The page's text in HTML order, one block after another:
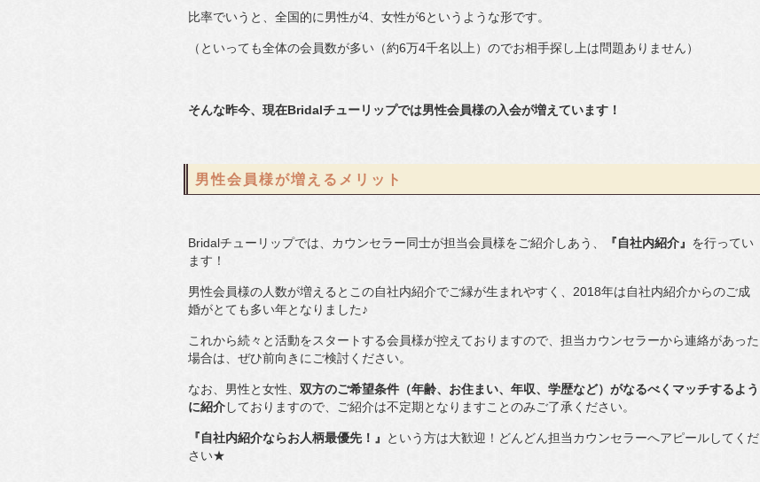
比率でいうと、全国的に男性が4、女性が6というような形です。
（といっても全体の会員数が多い（約6万4千名以上）のでお相手探し上は問題ありません）
そんな昨今、現在Bridalチューリップでは男性会員様の入会が増えています！
男性会員様が増えるメリット
Bridalチューリップでは、カウンセラー同士が担当会員様をご紹介しあう、 『自社内紹介』 を行ってい
ます！
男性会員様の人数が増えるとこの自社内紹介でご縁が生まれやすく、2018年は自社内紹介からのご成
婚がとても多い年となりました♪
これから続々と活動をスタートする会員様が控えておりますので、担当カウンセラーから連絡があった
場合は、ぜひ前向きにご検討ください。
なお、男性と女性、 双方のご希望条件（年齢、お住まい、年収、学歴など）がなるべくマッチするよう
に紹介 しておりますので、ご紹介は不定期となりますことのみご了承ください。
『自社内紹介ならお人柄最優先！』
という方は大歓迎！どんどん担当カウンセラーへアピールしてくだ
さい★